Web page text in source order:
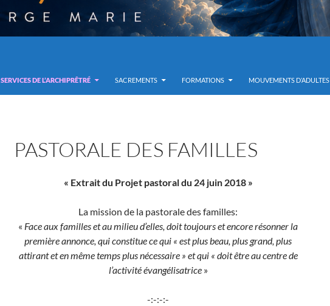
SERVICES DE L’ARCHIPRÊTRÉ SACREMENTS FORMATIONS MOUVEMENTS D’ADULTES
PASTORALE DES FAMILLES
« Extrait du Projet pastoral du 24 juin 2018 »
La mission de la pastorale des familles:
« Face aux familles et au milieu d’elles, doit toujours et encore résonner la
première annonce, qui constitue ce qui « est plus beau, plus grand, plus
attirant et en même temps plus nécessaire » et qui « doit être au centre de
l’activité évangélisatrice»
-:-:-:-